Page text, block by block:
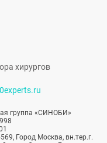
хирургов
группа «СИНОБИ»
Город Москва, вн.тер.г.